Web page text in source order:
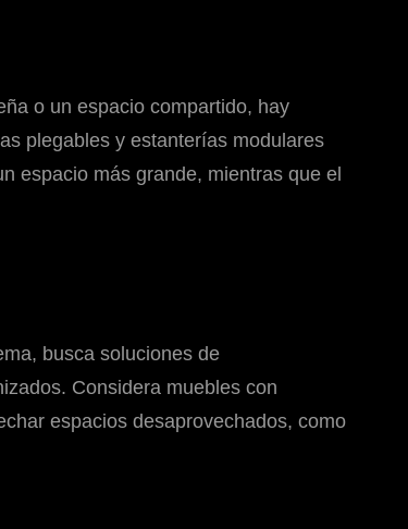
o un espacio compartido, hay
plegables y estanterías modulares
espacio más grande, mientras que el
busca soluciones de
Considera muebles con
espacios desaprovechados, como